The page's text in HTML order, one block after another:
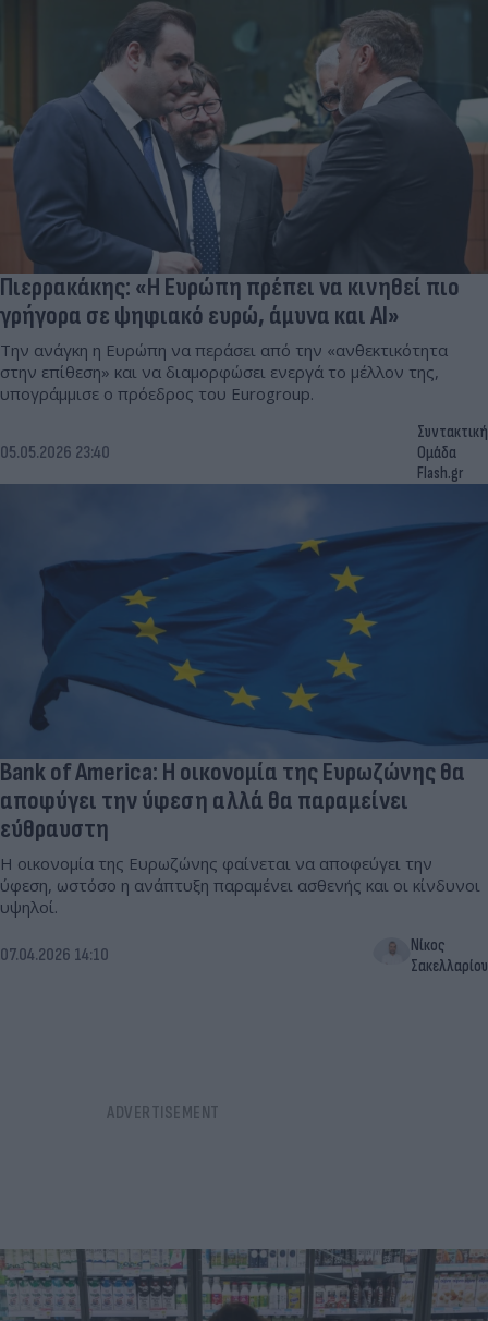
Πιερρακάκης: «Η Ευρώπη πρέπει να κινηθεί πιο
γρήγορα σε ψηφιακό ευρώ, άμυνα και ΑΙ»
Την ανάγκη η Ευρώπη να περάσει από την «ανθεκτικότητα
στην επίθεση» και να διαμορφώσει ενεργά το μέλλον της,
υπογράμμισε ο πρόεδρος του Eurogroup.
05.05.2026 23:40
Συντακτική
Ομάδα
Flash.gr
Bank of America: H oικονομία της Ευρωζώνης θα
αποφύγει την ύφεση αλλά θα παραμείνει
εύθραυστη
Η οικονομία της Ευρωζώνης φαίνεται να αποφεύγει την
ύφεση, ωστόσο η ανάπτυξη παραμένει ασθενής και οι κίνδυνοι
υψηλοί.
07.04.2026 14:10
Νίκος
Σακελλαρίου